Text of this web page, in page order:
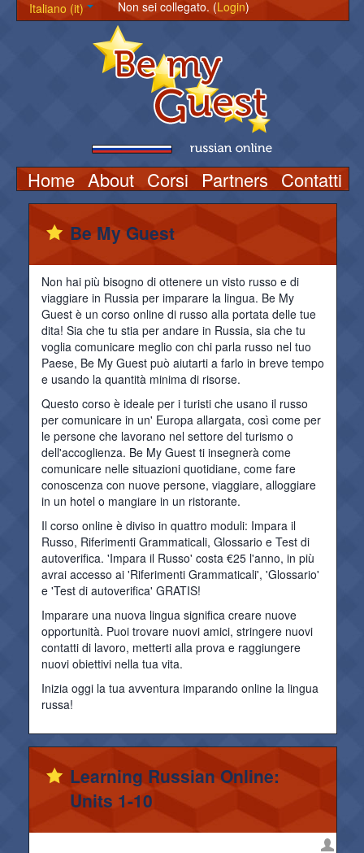
Italiano (it) Non sei collegato. (Login)
Home About Corsi Partners Contatti
Be My Guest
Non hai più bisogno di ottenere un visto russo e di
viaggiare in Russia per imparare la lingua. Be My
Guest è un corso online di russo alla portata delle tue
dita! Sia che tu stia per andare in Russia, sia che tu
voglia comunicare meglio con chi parla russo nel tuo
Paese, Be My Guest può aiutarti a farlo in breve tempo
e usando la quantità minima di risorse.
Questo corso è ideale per i turisti che usano il russo
per comunicare in un' Europa allargata, così come per
le persone che lavorano nel settore del turismo o
dell'accoglienza. Be My Guest ti insegnerà come
comunicare nelle situazioni quotidiane, come fare
conoscenza con nuove persone, viaggiare, alloggiare
in un hotel o mangiare in un ristorante.
Il corso online è diviso in quattro moduli: Impara il
Russo, Riferimenti Grammaticali, Glossario e Test di
autoverifica. 'Impara il Russo' costa €25 l'anno, in più
avrai accesso ai 'Riferimenti Grammaticali', 'Glossario'
e 'Test di autoverifica' GRATIS!
Imparare una nuova lingua significa creare nuove
opportunità. Puoi trovare nuovi amici, stringere nuovi
contatti di lavoro, metterti alla prova e raggiungere
nuovi obiettivi nella tua vita.
Inizia oggi la tua avventura imparando online la lingua
russa!
Learning Russian Online:
Units 1-10